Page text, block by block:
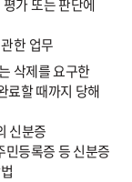
가 또는 판단에
한 업무
삭제를 요구한
료할 때까지 당해
신분증
등록증 등 신분증